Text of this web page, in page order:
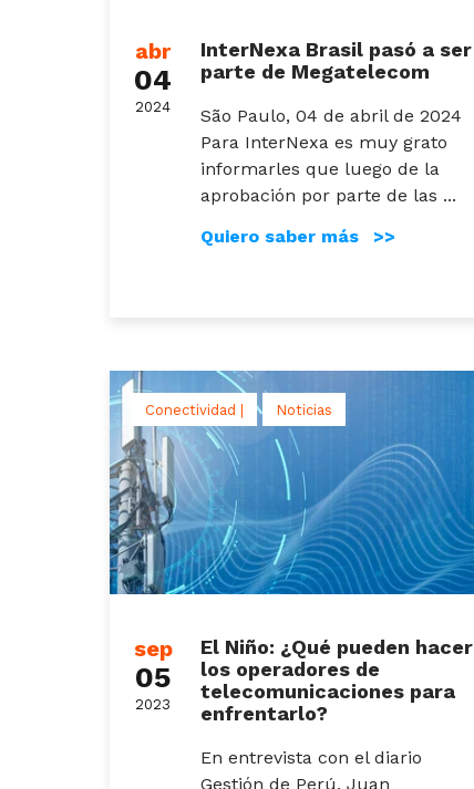
abr
04
2024
InterNexa Brasil pasó a ser
parte de Megatelecom
São Paulo, 04 de abril de 2024
Para InterNexa es muy grato
informarles que luego de la
aprobación por parte de las ...
Quiero saber más >>
sep
05
2023
Conectividad | Noticias
El Niño: ¿Qué pueden hacer
los operadores de
telecomunicaciones para
enfrentarlo?
En entrevista con el diario
Gestión de Perú, Juan